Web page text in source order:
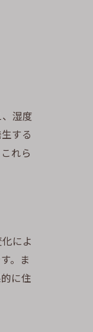
湿度
する
れら
によ
。ま
に住